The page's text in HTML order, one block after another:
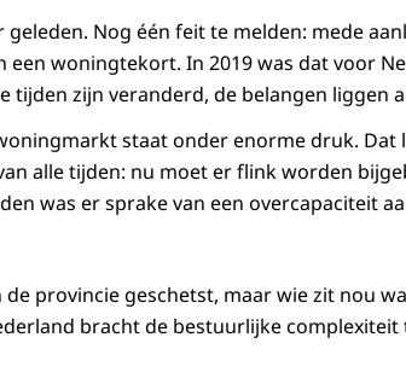
geleden. Nog één feit te melden: mede
een woningtekort. In 2019 was dat voor
tijden zijn veranderd, de belangen liggen
staat onder enorme druk. Dat
alle tijden: nu moet er flink worden
was er sprake van een overcapaciteit
provincie geschetst, maar wie zit nou
bracht de bestuurlijke complexiteit